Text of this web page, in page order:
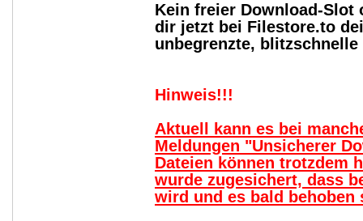
Kein freier Download-Slot
dir jetzt bei Filestore.to
unbegrenzte,
Hinweis!!!
Aktuell kann es bei
Meldungen "Unsicherer
Dateien können trotzdem
wurde zugesichert, dass
wird und es bald behoben